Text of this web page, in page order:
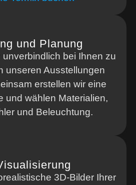
und Planung
bei Ihnen zu
unseren Ausstellungen
erstellen wir eine
und wählen Materialien,
und Beleuchtung.
3D-Bilder Ihrer